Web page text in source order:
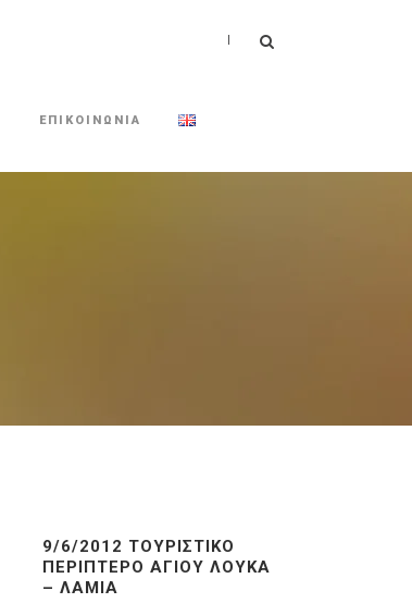
ΕΠΙΚΟΙΝΩΝΙΑ
|
9/6/2012 ΤΟΥΡΙΣΤΙΚΌ
ΠΕΡΊΠΤΕΡΟ ΑΓΊΟΥ ΛΟΥΚΆ
– ΛΑΜΊΑ